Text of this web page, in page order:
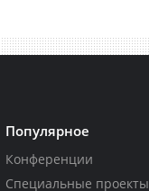
Популярное
Конференции
Специальные проекты